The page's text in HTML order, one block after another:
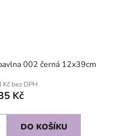
002 černá 12x39cm
Kč bez DPH
Kč
DO KOŠÍKU